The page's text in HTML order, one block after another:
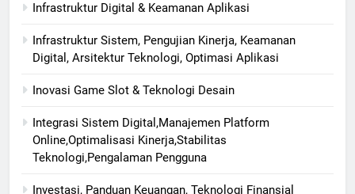
Infrastruktur Digital & Keamanan Aplikasi
Infrastruktur Sistem, Pengujian Kinerja, Keamanan
Digital, Arsitektur Teknologi, Optimasi Aplikasi
Inovasi Game Slot & Teknologi Desain
Integrasi Sistem Digital,Manajemen Platform
Online,Optimalisasi Kinerja,Stabilitas
Teknologi,Pengalaman Pengguna
Investasi, Panduan Keuangan, Teknologi Finansial